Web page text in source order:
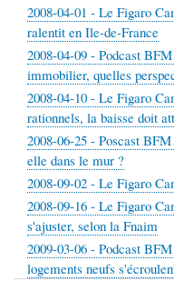
2008-04-01 - Le Figaro
ralentit en Ile-de-France
2008-04-09 - Podcast
immobilier, quelles
2008-04-10 - Le Figaro
rationnels, la baisse doit
2008-06-25 - Poscast
elle dans le mur ?
2008-09-02 - Le Figaro
2008-09-16 - Le Figaro
s'ajuster, selon la Fnaim
2009-03-06 - Podcast
logements neufs